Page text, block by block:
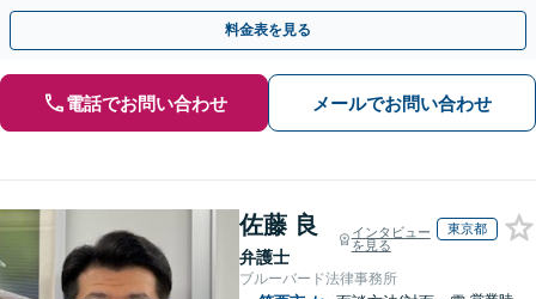
と提携【事前予約で、休日・夜間面談可】【WEB面談可】
料金表を見る
電話でお問い合わせ メールでお問い合わせ
佐藤 良
弁護士
インタビュー
を見る
東京都
ブルーバード法律事務所